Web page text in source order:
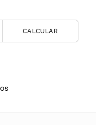
CALCULAR